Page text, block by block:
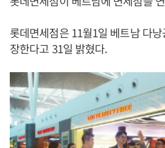
롯데면세점은 11월1일 베트남 다
장한다고 31일 밝혔다.